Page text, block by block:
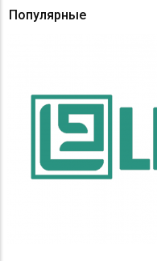
Популярные